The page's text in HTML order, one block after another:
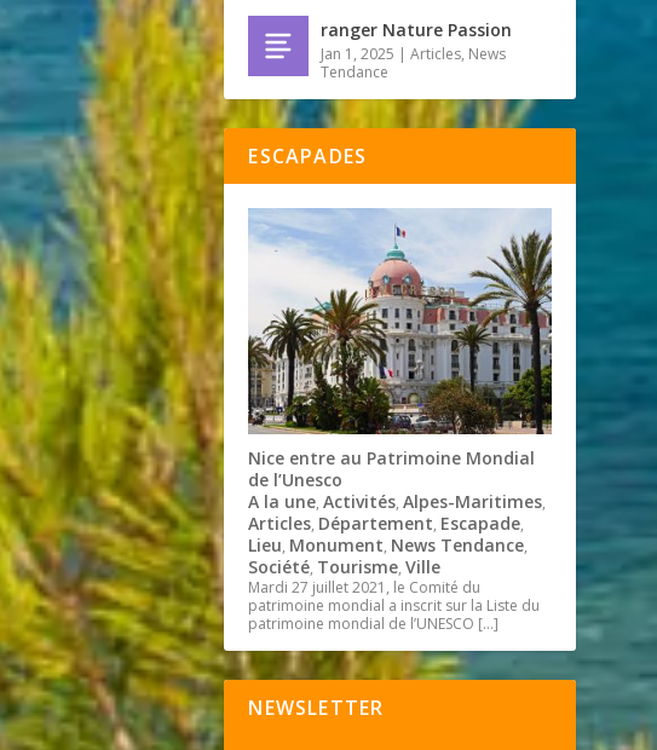
ranger Nature Passion
Jan 1, 2025 |Articles, News
Tendance
ESCAPADES
Nice entre au Patrimoine Mondial
de l’Unesco
A la une,Activités,Alpes-Maritimes,
Articles, Département, Escapade,
Lieu, Monument, News Tendance,
Société, Tourisme,Ville
Mardi 27 juillet 2021, le Comité du
patrimoine mondial a inscrit sur la Liste du
patrimoine mondial de l’UNESCO […]
NEWSLETTER